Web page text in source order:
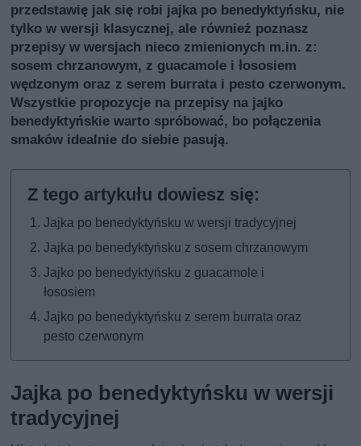
przedstawię jak się robi jajka po benedyktyńsku, nie
tylko w wersji klasycznej, ale również poznasz
przepisy w wersjach nieco zmienionych m.in. z:
sosem chrzanowym, z guacamole i łososiem
wędzonym oraz z serem burrata i pesto czerwonym.
Wszystkie propozycje na przepisy na jajko
benedyktyńskie warto spróbować, bo połączenia
smaków idealnie do siebie pasują.
Jajka po benedyktyńsku w wersji tradycyjnej
Jajka po benedyktyńsku z sosem chrzanowym
Jajko po benedyktyńsku z guacamole i
łososiem
Jajko po benedyktyńsku z serem burrata oraz
pesto czerwonym
Jajka po benedyktyńsku w wersji
tradycyjnej